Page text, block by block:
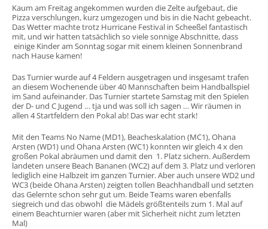
Kaum am Freitag angekommen wurden die Zelte aufgebaut, die
Pizza verschlungen, kurz umgezogen und bis in die Nacht gebeacht.
Das Wetter machte trotz Hurricane Festival in Scheeßel fantastisch
mit, und wir hatten tatsächlich so viele sonnige Abschnitte, dass
einige Kinder am Sonntag sogar mit einem kleinen Sonnenbrand
nach Hause kamen!
Das Turnier wurde auf 4 Feldern ausgetragen und insgesamt trafen
an diesem Wochenende über 40 Mannschaften beim Handballspiel
im Sand aufeinander. Das Turnier startete Samstag mit den Spielen
der D- und C Jugend … tja und was soll ich sagen … Wir räumen in
allen 4 Startfeldern den Pokal ab! Das war echt stark!
Mit den Teams No Name (MD1), Beacheskalation (MC1), Ohana
Arsten (WD1) und Ohana Arsten (WC1) konnten wir gleich 4 x den
großen Pokal abräumen und damit den 1. Platz sichern. Außerdem
landeten unsere Beach Bananen (WC2) auf dem 3. Platz und verloren
lediglich eine Halbzeit im ganzen Turnier. Aber auch unsere WD2 und
WC3 (beide Ohana Arsten) zeigten tollen Beachhandball und setzten
das Gelernte schon sehr gut um. Beide Teams waren ebenfalls
siegreich und das obwohl die Mädels größtenteils zum 1. Mal auf
einem Beachturnier waren (aber mit Sicherheit nicht zum letzten
Mal)